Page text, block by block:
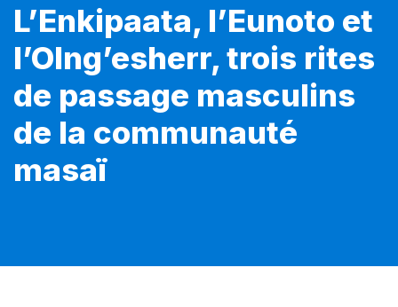
L’Enkipaata, l’Eunoto et
l’Olng’esherr, trois rites
de passage masculins
de la communauté
masaï